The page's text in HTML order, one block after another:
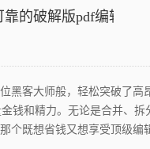
的破解版pdf编辑器？
黑客大师般，轻松突破了
钱和精力。无论是合并、
个既想省钱又想享受顶级编